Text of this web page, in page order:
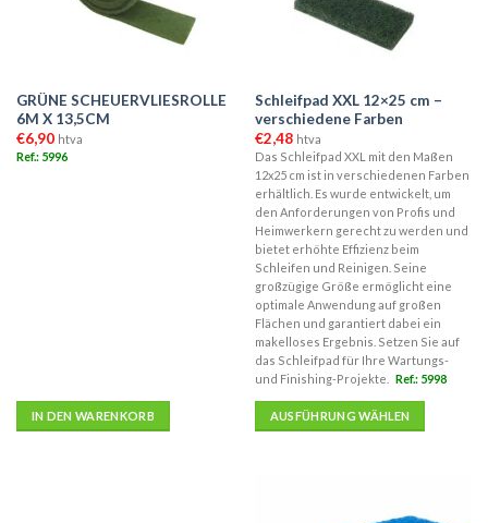
GRÜNE SCHEUERVLIESROLLE
6M X 13,5CM
€6,90 htva
Ref.: 5996
IN DEN WARENKORB
Schleifpad XXL 12×25 cm –
verschiedene Farben
€2,48 htva
Das Schleifpad XXL mit den Maßen
12x25 cm ist in verschiedenen Farben
erhältlich. Es wurde entwickelt, um
den Anforderungen von Profis und
Heimwerkern gerecht zu werden und
bietet erhöhte Effizienz beim
Schleifen und Reinigen. Seine
großzügige Größe ermöglicht eine
optimale Anwendung auf großen
Flächen und garantiert dabei ein
makelloses Ergebnis. Setzen Sie auf
das Schleifpad für Ihre Wartungs-
und Finishing-Projekte. Ref.: 5998
AUSFÜHRUNG WÄHLEN